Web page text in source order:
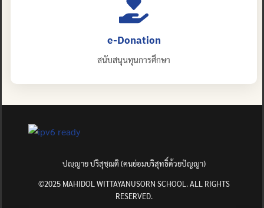
e-Donation
สนับสนุนทุนการศึกษา
ปญฺญาย ปริสุชฺฌติ (คนย่อมบริสุทธิ์ด้วยปัญญา)
©2025 MAHIDOL WITTAYANUSORN SCHOOL. ALL RIGHTS
RESERVED.